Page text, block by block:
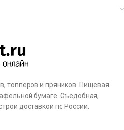
топперов и пряников. Пищевая
бумаге. Съедобная,
доставкой по России.